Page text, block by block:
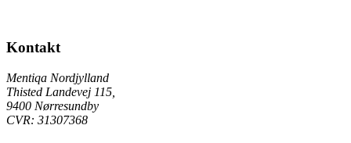
Kontakt
Mentiqa Nordjylland
Thisted Landevej 115
9400 Nørresundby
CVR: 31307368